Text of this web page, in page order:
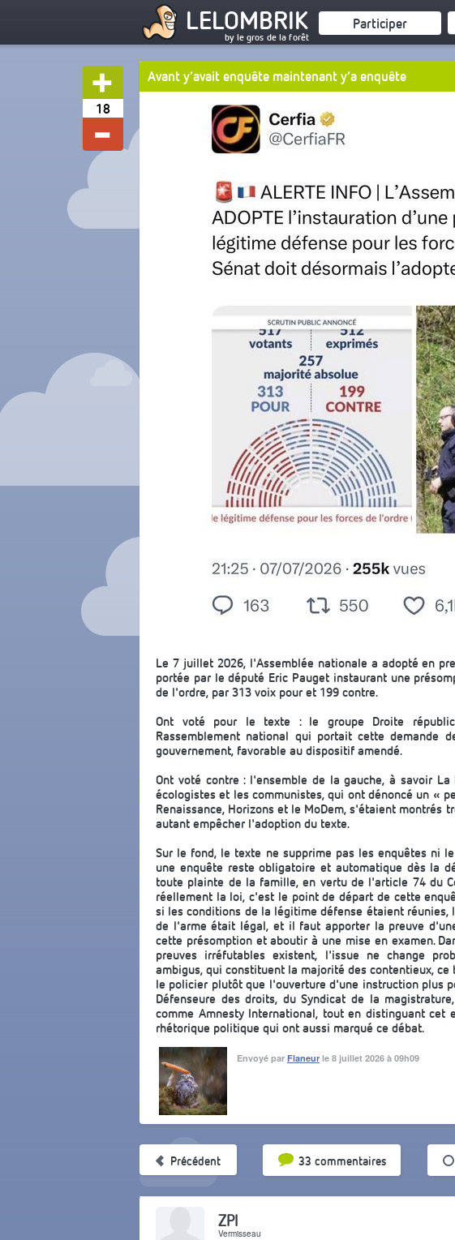
LELOMBRIK
by le gros de la forêt
Participer
18
Avant y’avait enquête maintenant y’a enquête
Le 7 juillet 2026, l'Assemblée nationale a adopté en
portée par le député Eric Pauget instaurant une
de l'ordre, par 313 voix pour et 199 contre.
Ont voté pour le texte : le groupe Droite
Rassemblement national qui portait cette demande
gouvernement, favorable au dispositif amendé.
Ont voté contre : l'ensemble de la gauche, à savoir
écologistes et les communistes, qui ont dénoncé un «
Renaissance, Horizons et le MoDem, s'étaient montrés
autant empêcher l'adoption du texte.
Sur le fond, le texte ne supprime pas les enquêtes ni
une enquête reste obligatoire et automatique dès la
toute plainte de la famille, en vertu de l'article 74 du
réellement la loi, c'est le point de départ de cette
si les conditions de la légitime défense étaient réunies,
de l'arme était légal, et il faut apporter la preuve
cette présomption et aboutir à une mise en examen.
preuves irréfutables existent, l'issue ne change
ambigus, qui constituent la majorité des contentieux,
le policier plutôt que l'ouverture d'une instruction plus
Défenseure des droits, du Syndicat de la
comme Amnesty International, tout en distinguant
rhétorique politique qui ont aussi marqué ce débat.
Envoyé par Flaneur le 8 juillet 2026 à 09h09
Précédent 33 commentaires
Tri par popularité
ZPI
Vermisseau